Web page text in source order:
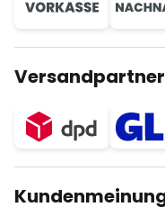
Versandpartner